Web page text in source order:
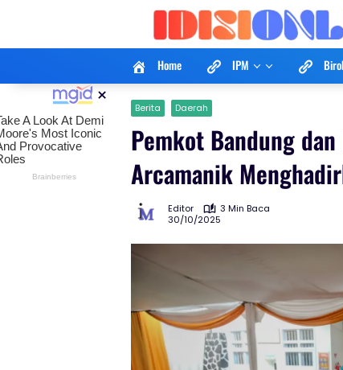
Home IPM
× Berita Daerah
Pemkot Bandung
Arcamanik
Editor
3 Min Baca
30/10/2025